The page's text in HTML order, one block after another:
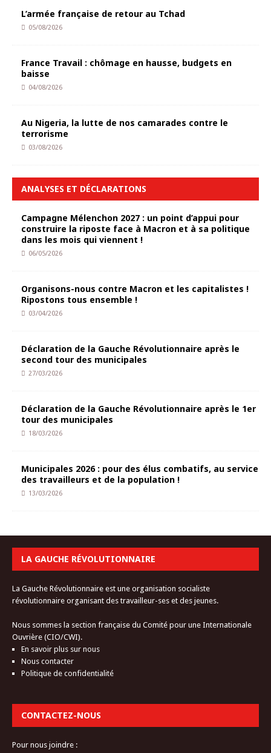
L’armée française de retour au Tchad
05/08/2026
France Travail : chômage en hausse, budgets en
baisse
04/08/2026
Au Nigeria, la lutte de nos camarades contre le
terrorisme
03/08/2026
ANALYSES ET DÉCLARATIONS
Campagne Mélenchon 2027 : un point d’appui pour
construire la riposte face à Macron et à sa politique
dans les mois qui viennent !
06/05/2026
Organisons-nous contre Macron et les capitalistes !
Ripostons tous ensemble !
03/04/2026
Déclaration de la Gauche Révolutionnaire après le
second tour des municipales
27/03/2026
Déclaration de la Gauche Révolutionnaire après le 1er
tour des municipales
18/03/2026
Municipales 2026 : pour des élus combatifs, au service
des travailleurs et de la population !
13/03/2026
LA GAUCHE RÉVOLUTIONNAIRE
La Gauche Révolutionnaire est une organisation socialiste
révolutionnaire organisant des travailleur-ses et des jeunes.
Nous sommes la section française du Comité pour une Internationale
Ouvrière (CIO/CWI).
En savoir plus sur nous
Nous contacter
Politique de confidentialité
CONTACTEZ-NOUS
Pour nous joindre :